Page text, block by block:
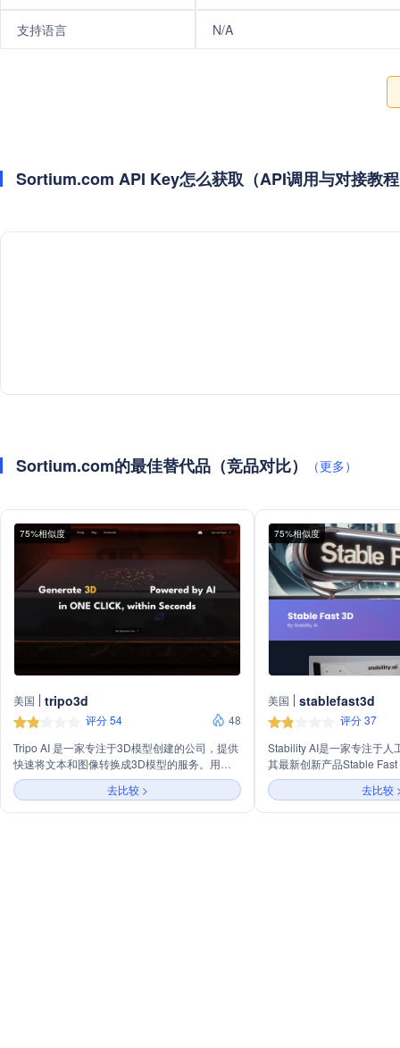
支持语言 N/A
Sortium.com API Key怎么获取（API调用与对接教
Sortium.com的最佳替代品（竞品对比） （更多）
75%相似度
美国 tripo3d
评分 54
48
Tripo AI 是一家专注于3D模型创建的公司，提供
快速将文本和图像转换成3D模型的服务。用户
可以在短时间内创建个性化的3D模型，应用于
游戏、艺术创作等多个领域。
去比较 >
75%相似度
美国 stablefast3d
评分 37
Stability AI是一家专注于人
其最新创新产品Stable
单张图片转换成详细的3D
树立了速度和质量的新标准
去比较